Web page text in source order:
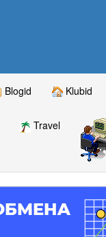
Blogid Klubid
Travel